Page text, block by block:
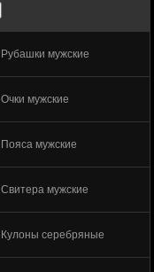
Рубашки мужские
Очки мужские
Пояса мужские
Свитера мужские
Кулоны серебряные